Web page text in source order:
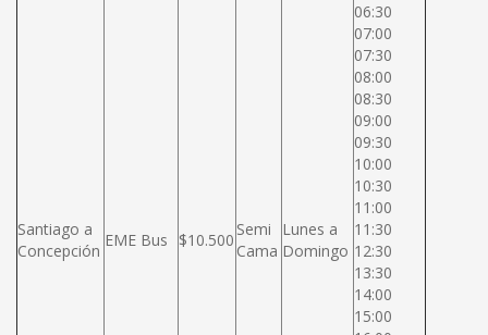
Santiago a
Concepción
EME Bus $10.500
Semi
Cama
Lunes a
Domingo
06:30
07:00
07:30
08:00
08:30
09:00
09:30
10:00
10:30
11:00
11:30
12:30
13:30
14:00
15:00